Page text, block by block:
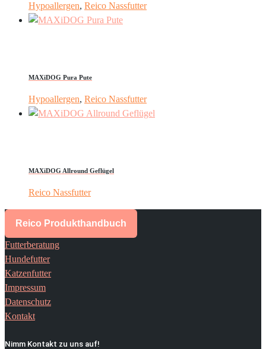
Hypoallergen, Reico Nassfutter
MAXiDOG Pura Pute
Hypoallergen, Reico Nassfutter
MAXiDOG Allround Geflügel
Reico Nassfutter
Reico Produkthandbuch
Futterberatung
Hundefutter
Katzenfutter
Impressum
Datenschutz
Kontakt
Nimm Kontakt zu uns auf!